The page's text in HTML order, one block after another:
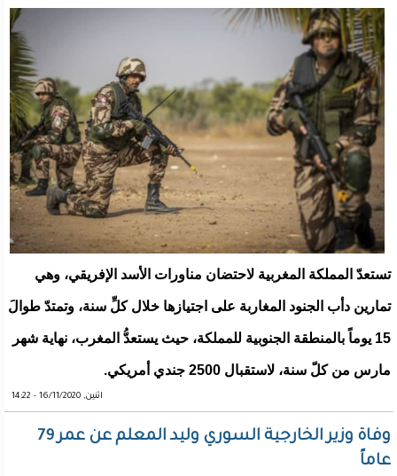
تستعدّ المملكة المغربية لاحتضان مناورات الأسد الإفريقي، وهي
تمارين دأب الجنود المغاربة على اجتيازها خلال كلِّ سنة، وتمتدّ طوالَ
15 يوماً بالمنطقة الجنوبية للمملكة، حيث يستعدُّ المغرب، نهاية شهر
مارس من كلّ سنة، لاستقبال 2500 جندي أمريكي.
اثنين, 16/11/2020 - 14:22
وفاة وزير الخارجية السوري وليد المعلم عن عمر 79
عاماً